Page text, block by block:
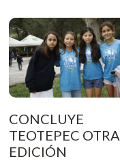
CONCLUYE
TEOTEPEC OTRA
EDICIÓN